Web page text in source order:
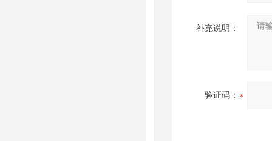
补充说明：
验证码：